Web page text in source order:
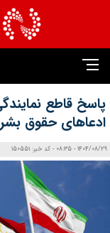
پاسخ قاطع
ادعاهای حقوق
1404/08/29 - 08:35 - کد خبر: 150551